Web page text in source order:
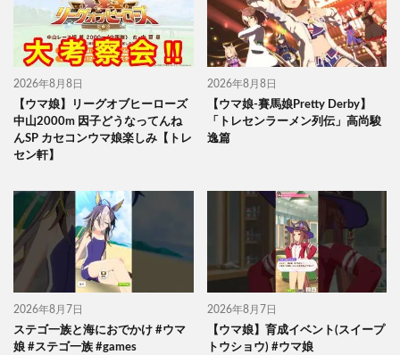
2026年8月8日
【ウマ娘】リーグオブヒーローズ
中山2000m 因子どうなってんね
んSP カセコンウマ娘楽しみ【トレ
セン軒】
2026年8月8日
【ウマ娘-賽馬娘Pretty Derby】
「トレセンラーメン列伝」高尚駿
逸篇
2026年8月7日
ステゴ一族と海におでかけ #ウマ
娘 #ステゴ一族 #games
2026年8月7日
【ウマ娘】育成イベント(スイープ
トウショウ) #ウマ娘